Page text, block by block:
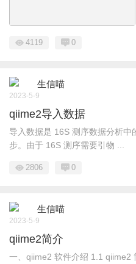
4119 0
生信喵
2023-5-9
qiime2导入数据
导入数据是 16S 测序数据分析中
步。由于 16S 测序需要引物 ...
2806 0
生信喵
2023-5-9
qiime2简介
一、qiime2 软件介绍 1.1 qiime2